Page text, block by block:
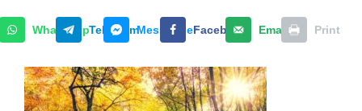
WhatsAppTelegramMessengerFacebook Email Print